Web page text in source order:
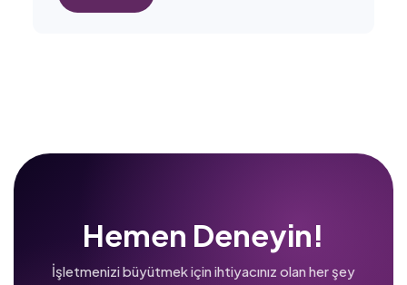
Hemen Deneyin!
İşletmenizi büyütmek için ihtiyacınız olan her şey